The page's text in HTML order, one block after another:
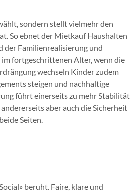
sondern stellt vielmehr den
So ebnet der Mietkauf Haushalten
der Familienrealisierung und
fortgeschrittenen Alter, wenn die
wechseln Kinder zudem
steigen und nachhaltige
führt einerseits zu mehr Stabilität
aber auch die Sicherheit
Seiten.
beruht. Faire, klare und